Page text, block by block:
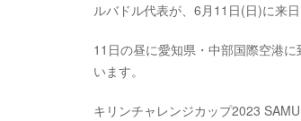
ルバドル代表が、6月11日(日)に来日
11日の昼に愛知県・中部国際空港
います。
キリンチャレンジカップ2023